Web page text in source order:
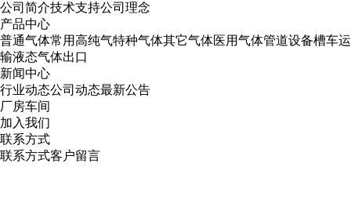
公司简介技术支持公司理念
产品中心
普通气体常用高纯气特种气体其它气体医用气体管道设备槽车运
输液态气体出口
新闻中心
行业动态公司动态最新公告
厂房车间
加入我们
联系方式
联系方式客户留言